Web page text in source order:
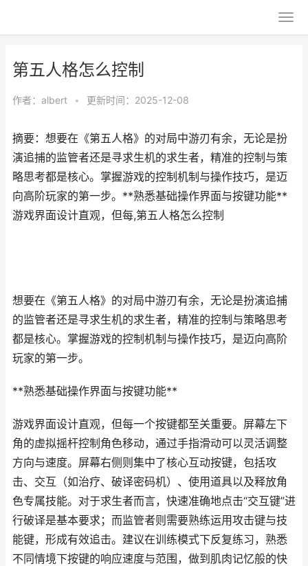
第五人格怎么控制
作者： albert • 更新时间：2025-12-08
摘要：想要在《第五人格》的对局中游刃有余，无论是扮
演追捕的监管者还是寻求生机的求生者，精准的控制与策
略思考都是核心。掌握游戏的控制机制与操作技巧，是迈
向高阶玩家的第一步。**熟悉基础操作界面与按键功能**
游戏界面设计直观，但每,第五人格怎么控制
想要在《第五人格》的对局中游刃有余，无论是扮演追捕
的监管者还是寻求生机的求生者，精准的控制与策略思考
都是核心。掌握游戏的控制机制与操作技巧，是迈向高阶
玩家的第一步。
**熟悉基础操作界面与按键功能**
游戏界面设计直观，但每一个按键都至关重要。屏幕左下
角的虚拟摇杆控制角色移动，通过手指滑动可以灵活调整
方向与速度。屏幕右侧则集中了核心互动按键，包括攻
击、交互（如治疗、破译密码机）、使用道具以及释放角
色专属技能。对于求生者而言，快速准确地点击“交互键”进
行破译是基本要求；而监管者则需要熟练运用攻击键与技
能键，形成有效追击。建议在训练模式下反复练习，熟悉
不同情境下按键的响应速度与范围，做到肌肉记忆般的快